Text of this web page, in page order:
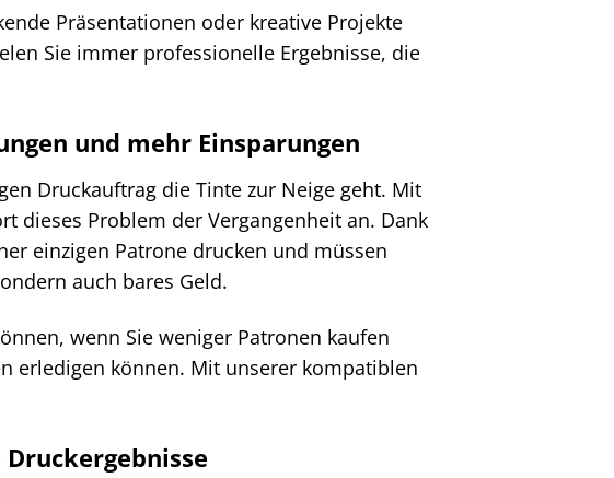
Präsentationen oder kreative Projekte
Sie immer professionelle Ergebnisse, die
und mehr Einsparungen
Druckauftrag die Tinte zur Neige geht. Mit
dieses Problem der Vergangenheit an. Dank
einzigen Patrone drucken und müssen
auch bares Geld.
wenn Sie weniger Patronen kaufen
erledigen können. Mit unserer kompatiblen